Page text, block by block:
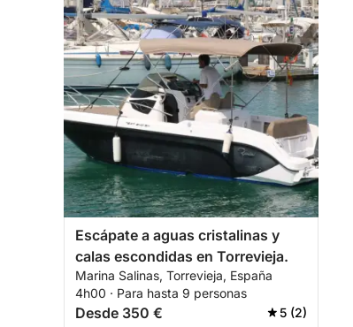
Escápate a aguas cristalinas y
calas escondidas en Torrevieja.
Marina Salinas, Torrevieja, España
4h00 · Para hasta 9 personas
Desde 350 € 5 (2)